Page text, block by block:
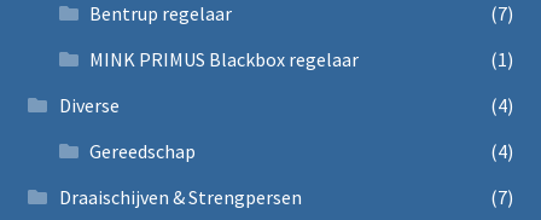
Bentrup regelaar
(7)
MINK PRIMUS Blackbox regelaar
(1)
Diverse
(4)
Gereedschap
(4)
Draaischijven & Strengpersen
(7)